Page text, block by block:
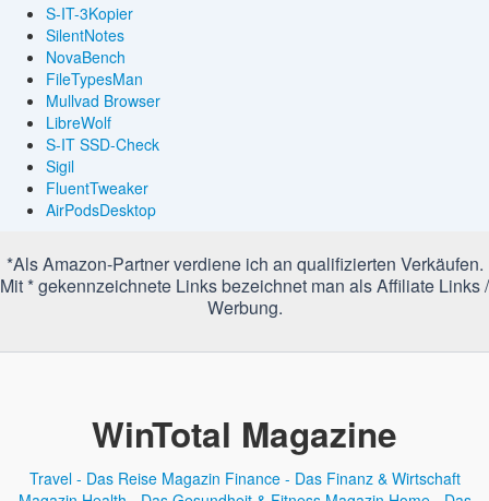
S-IT-3Kopier
SilentNotes
NovaBench
FileTypesMan
Mullvad Browser
LibreWolf
S-IT SSD-Check
Sigil
FluentTweaker
AirPodsDesktop
*Als Amazon-Partner verdiene ich an qualifizierten Verkäufen.
Mit * gekennzeichnete Links bezeichnet man als Affiliate Links /
Werbung.
WinTotal Magazine
Travel - Das Reise Magazin Finance - Das Finanz & Wirtschaft